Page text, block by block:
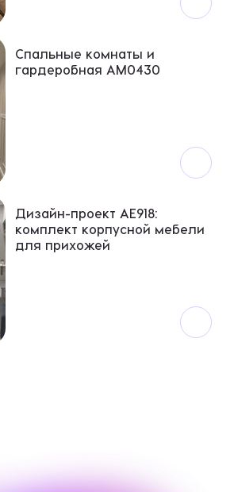
Спальные комнаты и
гардеробная АМ0430
Дизайн-проект АЕ918:
комплект корпусной мебели
для прихожей